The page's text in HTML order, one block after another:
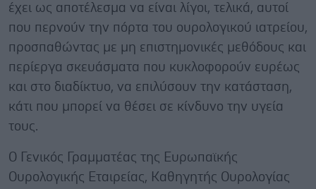
έχει ως αποτέλεσμα να είναι λίγοι, τελικά, αυτοί
που περνούν την πόρτα του ουρολογικού ιατρείου,
προσπαθώντας με μη επιστημονικές μεθόδους και
περίεργα σκευάσματα που κυκλοφορούν ευρέως
και στο διαδίκτυο, να επιλύσουν την κατάσταση,
κάτι που μπορεί να θέσει σε κίνδυνο την υγεία
τους.
Ο Γενικός Γραμματέας της Ευρωπαϊκής
Ουρολογικής Εταιρείας, Καθηγητής Ουρολογίας